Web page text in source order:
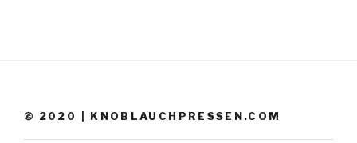
© 2020 | KNOBLAUCHPRESSEN.COM